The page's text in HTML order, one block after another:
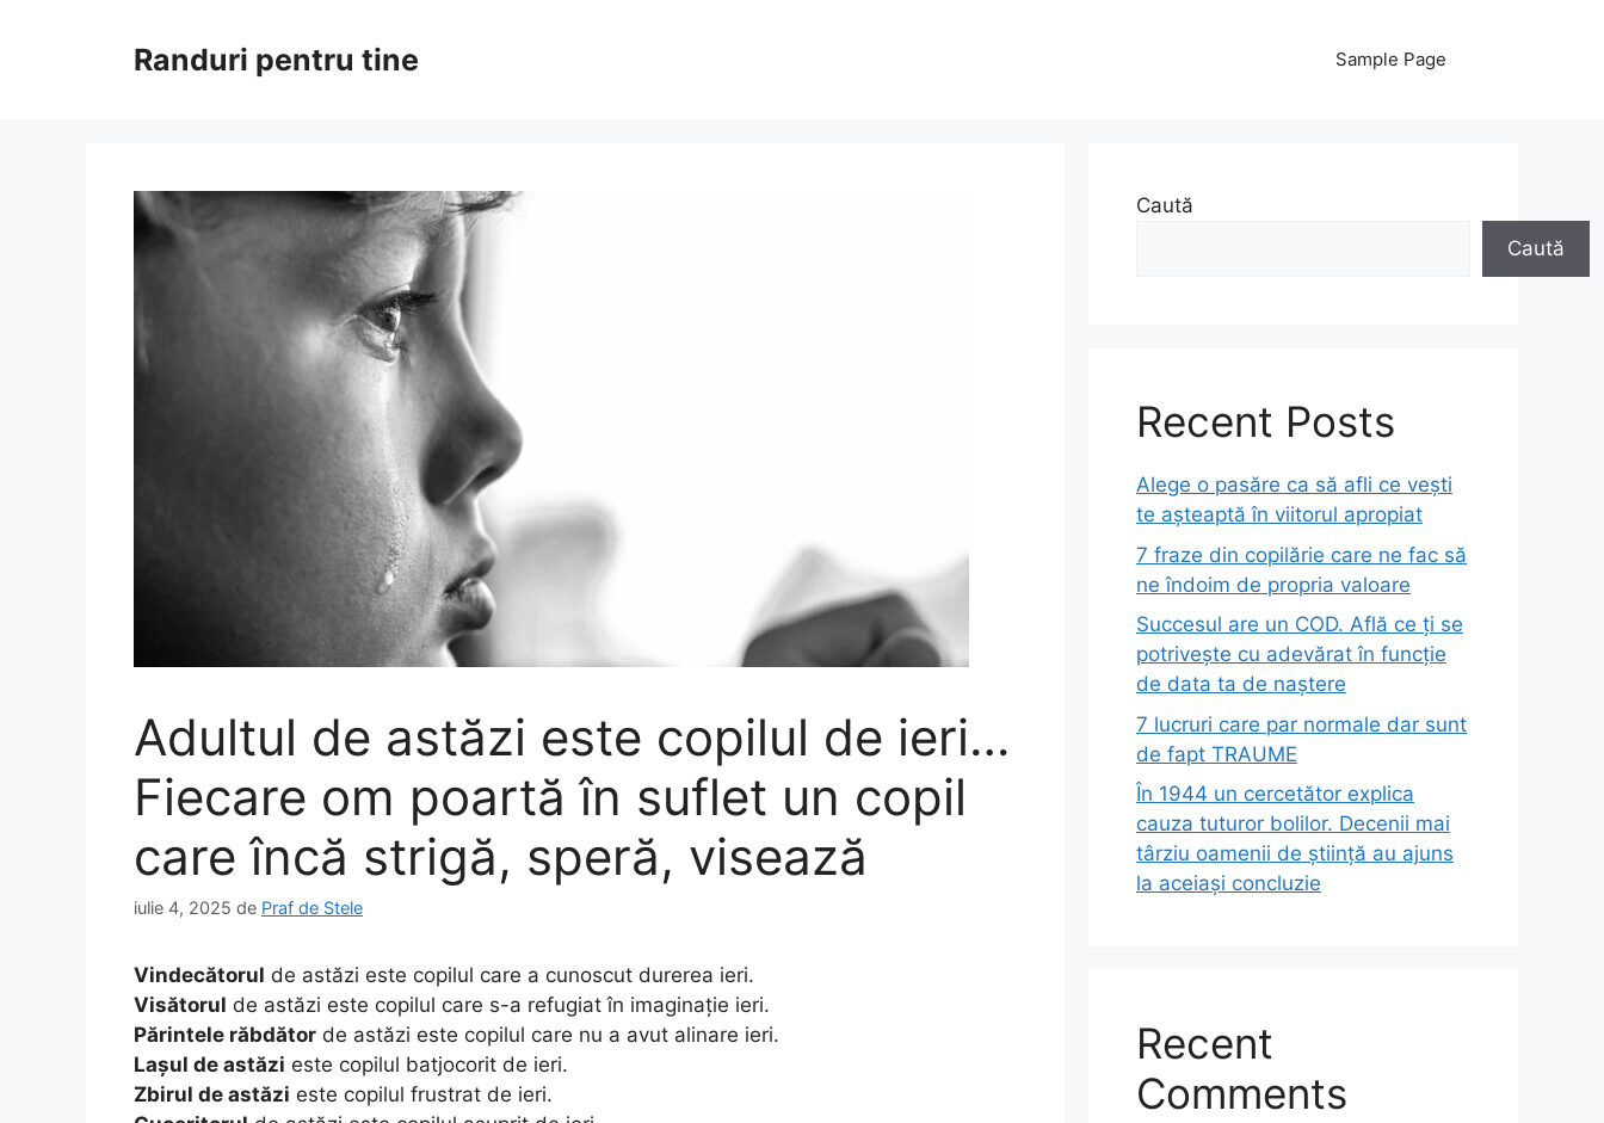
Randuri pentru tine Sample Page
Adultul de astăzi este copilul de ieri…
Fiecare om poartă în suflet un copil
care încă strigă, speră, visează
iulie 4, 2025 de Praf de Stele
Vindecătorul de astăzi este copilul care a cunoscut durerea ieri.
Visătorul de astăzi este copilul care s-a refugiat în imaginație ieri.
Părintele răbdător de astăzi este copilul care nu a avut alinare ieri.
Lașul de astăzi este copilul batjocorit de ieri.
Zbirul de astăzi este copilul frustrat de ieri.
Caută
Caută
Recent Posts
Alege o pasăre ca să afli ce vești
te așteaptă în viitorul apropiat
7 fraze din copilărie care ne fac să
ne îndoim de propria valoare
Succesul are un COD. Află ce ți se
potrivește cu adevărat în funcție
de data ta de naștere
7 lucruri care par normale dar sunt
de fapt TRAUME
În 1944 un cercetător explica
cauza tuturor bolilor. Decenii mai
târziu oamenii de știință au ajuns
la aceiași concluzie
Recent
Comments